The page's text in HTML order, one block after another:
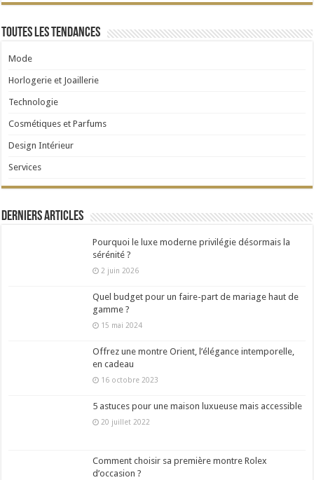
Toutes les tendances
Mode
Horlogerie et Joaillerie
Technologie
Cosmétiques et Parfums
Design Intérieur
Services
Derniers articles
Pourquoi le luxe moderne privilégie désormais la
sérénité ?
2 juin 2026
Quel budget pour un faire-part de mariage haut de
gamme ?
15 mai 2024
Offrez une montre Orient, l’élégance intemporelle,
en cadeau
16 octobre 2023
5 astuces pour une maison luxueuse mais accessible
20 juillet 2022
Comment choisir sa première montre Rolex
d’occasion ?